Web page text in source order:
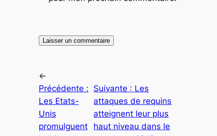
←
Précédente :
Les Etats-
Unis
promulguent
Suivante : Les
attaques de requins
atteignent leur plus
haut niveau dans le